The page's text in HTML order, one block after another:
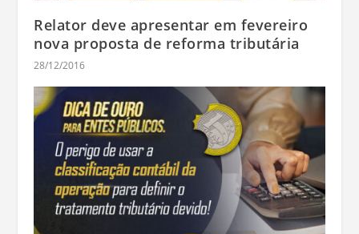
Relator deve apresentar em fevereiro
nova proposta de reforma tributária
28/12/2016